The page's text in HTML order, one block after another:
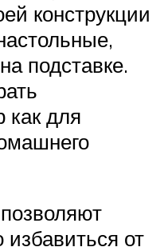
конструкции
подставке.
как для
от